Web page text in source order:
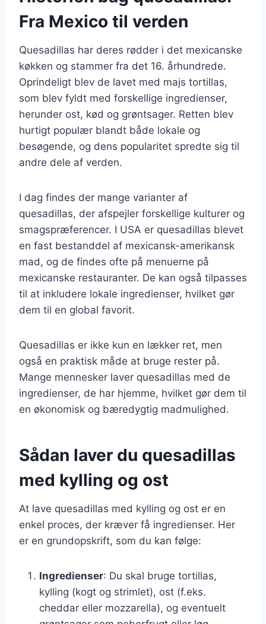
Fra Mexico til verden
Quesadillas har deres rødder i det mexicanske
køkken og stammer fra det 16. århundrede.
Oprindeligt blev de lavet med majs tortillas,
som blev fyldt med forskellige ingredienser,
herunder ost, kød og grøntsager. Retten blev
hurtigt populær blandt både lokale og
besøgende, og dens popularitet spredte sig til
andre dele af verden.
I dag findes der mange varianter af
quesadillas, der afspejler forskellige kulturer og
smagspræferencer. I USA er quesadillas blevet
en fast bestanddel af mexicansk-amerikansk
mad, og de findes ofte på menuerne på
mexicanske restauranter. De kan også tilpasses
til at inkludere lokale ingredienser, hvilket gør
dem til en global favorit.
Quesadillas er ikke kun en lækker ret, men
også en praktisk måde at bruge rester på.
Mange mennesker laver quesadillas med de
ingredienser, de har hjemme, hvilket gør dem til
en økonomisk og bæredygtig madmulighed.
Sådan laver du quesadillas
med kylling og ost
At lave quesadillas med kylling og ost er en
enkel proces, der kræver få ingredienser. Her
er en grundopskrift, som du kan følge:
Ingredienser: Du skal bruge tortillas,
kylling (kogt og strimlet), ost (f.eks.
cheddar eller mozzarella), og eventuelt